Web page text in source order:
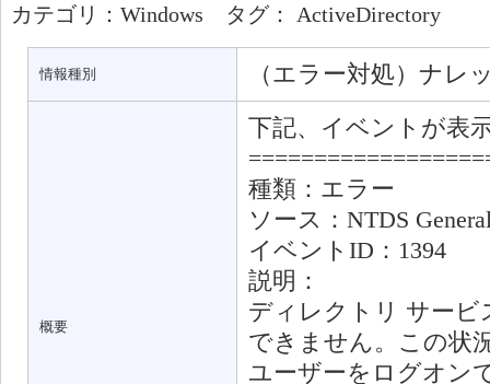
カテゴリ： Windows タグ： ActiveDirectory
情報種別 （エラー対処）ナレ
概要
下記、イベントが表
種類：エラー
ソース：NTDS
イベントID：1394
説明：
ディレクトリ サービ
できません。この状
ユーザーをログオン